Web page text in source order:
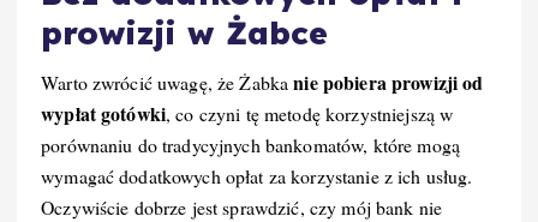
prowizji w Żabce
Warto zwrócić uwagę, że Żabkanie pobiera prowizji od
wypłat gotówki, co czyni tę metodę korzystniejszą w
porównaniu do tradycyjnych bankomatów, które mogą
wymagać dodatkowych opłat za korzystanie z ich usług.
Oczywiście dobrze jest sprawdzić, czy mój bank nie